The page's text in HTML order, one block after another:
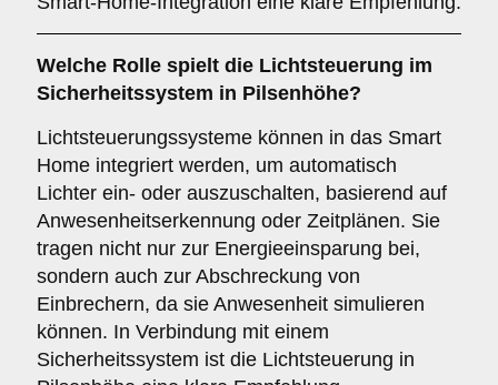
Welche Rolle spielt die Lichtsteuerung im
Sicherheitssystem in Pilsenhöhe?
Lichtsteuerungssysteme können in das Smart
Home integriert werden, um automatisch
Lichter ein- oder auszuschalten, basierend auf
Anwesenheitserkennung oder Zeitplänen. Sie
tragen nicht nur zur Energieeinsparung bei,
sondern auch zur Abschreckung von
Einbrechern, da sie Anwesenheit simulieren
können. In Verbindung mit einem
Sicherheitssystem ist die Lichtsteuerung in